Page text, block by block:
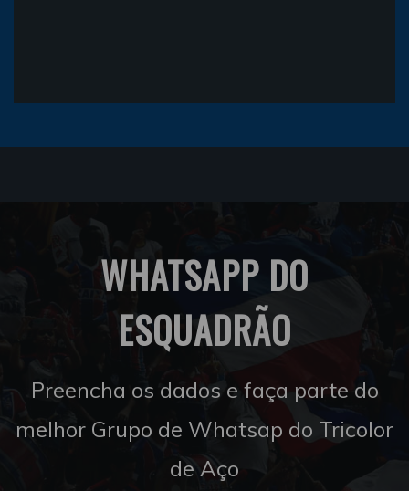
WHATSAPP DO
ESQUADRÃO
Preencha os dados e faça parte do
melhor Grupo de Whatsap do Tricolor
de Aço